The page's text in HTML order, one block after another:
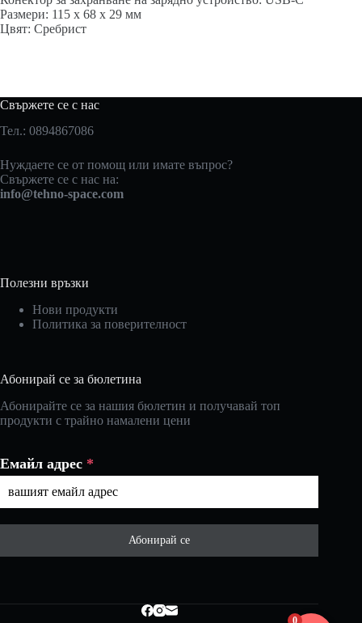
Размери: 115 x 68 x 29 мм
Цвят: Сребрист
Свържете се с нас
Тел.: 0894867086
Нуждаете се от помощ или имате въпрос?
Свържете се с нас на:
info@tehno-space.com
Полезни връзки
Нови продукти
Политика за поверителност
Абонирай се за бюлетина
Абонирайте се за нашия бюлетин и получавай топ
продукти с трайно намалени цени
Емайл адрес *
Абонирай се
0